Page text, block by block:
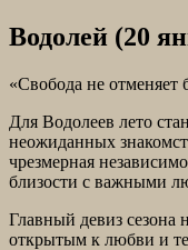
Водолей (20
«Свобода не отменяет
Для Водолеев лето
неожиданных
чрезмерная
близости с важными
Главный девиз сезона
открытым к любви и